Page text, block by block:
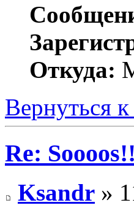
Откуда:
Вернуться
Re:
Ksandr »